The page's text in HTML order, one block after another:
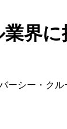
界に
シー・ク